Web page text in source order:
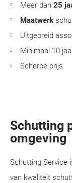
Meer dan 25
Maatwerk
Uitgebreid
Minimaal 10
Scherpe prijs
Schutting
omgeving
Schutting Service
van kwaliteit